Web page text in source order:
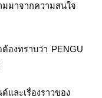
มาจากความสนใจ
องทราบว่า PENGU
และเรื่องราวของ